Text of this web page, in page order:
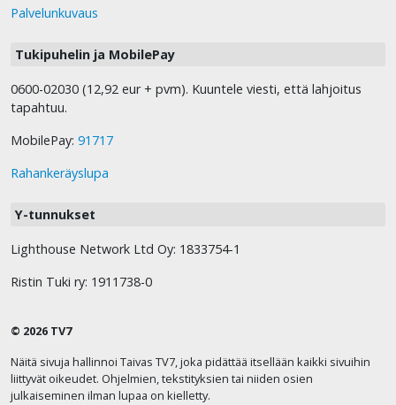
Palvelunkuvaus
Tukipuhelin ja MobilePay
0600-02030 (12,92 eur + pvm). Kuuntele viesti, että lahjoitus
tapahtuu.
MobilePay: 91717
Rahankeräyslupa
Y-tunnukset
Lighthouse Network Ltd Oy: 1833754-1
Ristin Tuki ry: 1911738-0
© 2026 TV7
Näitä sivuja hallinnoi Taivas TV7, joka pidättää itsellään kaikki sivuihin
liittyvät oikeudet. Ohjelmien, tekstityksien tai niiden osien
julkaiseminen ilman lupaa on kielletty.